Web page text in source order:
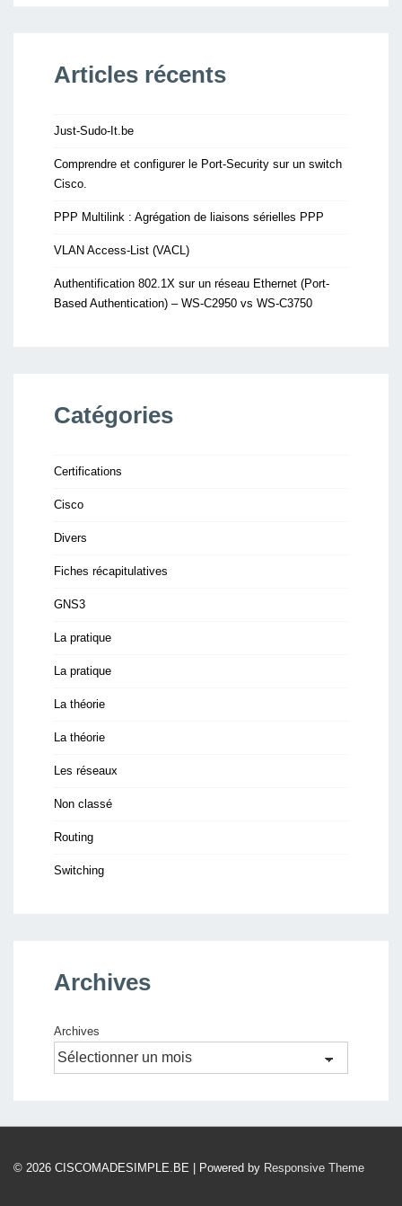
Articles récents
Just-Sudo-It.be
Comprendre et configurer le Port-Security sur un switch
Cisco.
PPP Multilink : Agrégation de liaisons sérielles PPP
VLAN Access-List (VACL)
Authentification 802.1X sur un réseau Ethernet (Port-
Based Authentication) – WS-C2950 vs WS-C3750
Catégories
Certifications
Cisco
Divers
Fiches récapitulatives
GNS3
La pratique
La pratique
La théorie
La théorie
Les réseaux
Non classé
Routing
Switching
Archives
Archives
© 2026 CISCOMADESIMPLE.BE | Powered by Responsive Theme